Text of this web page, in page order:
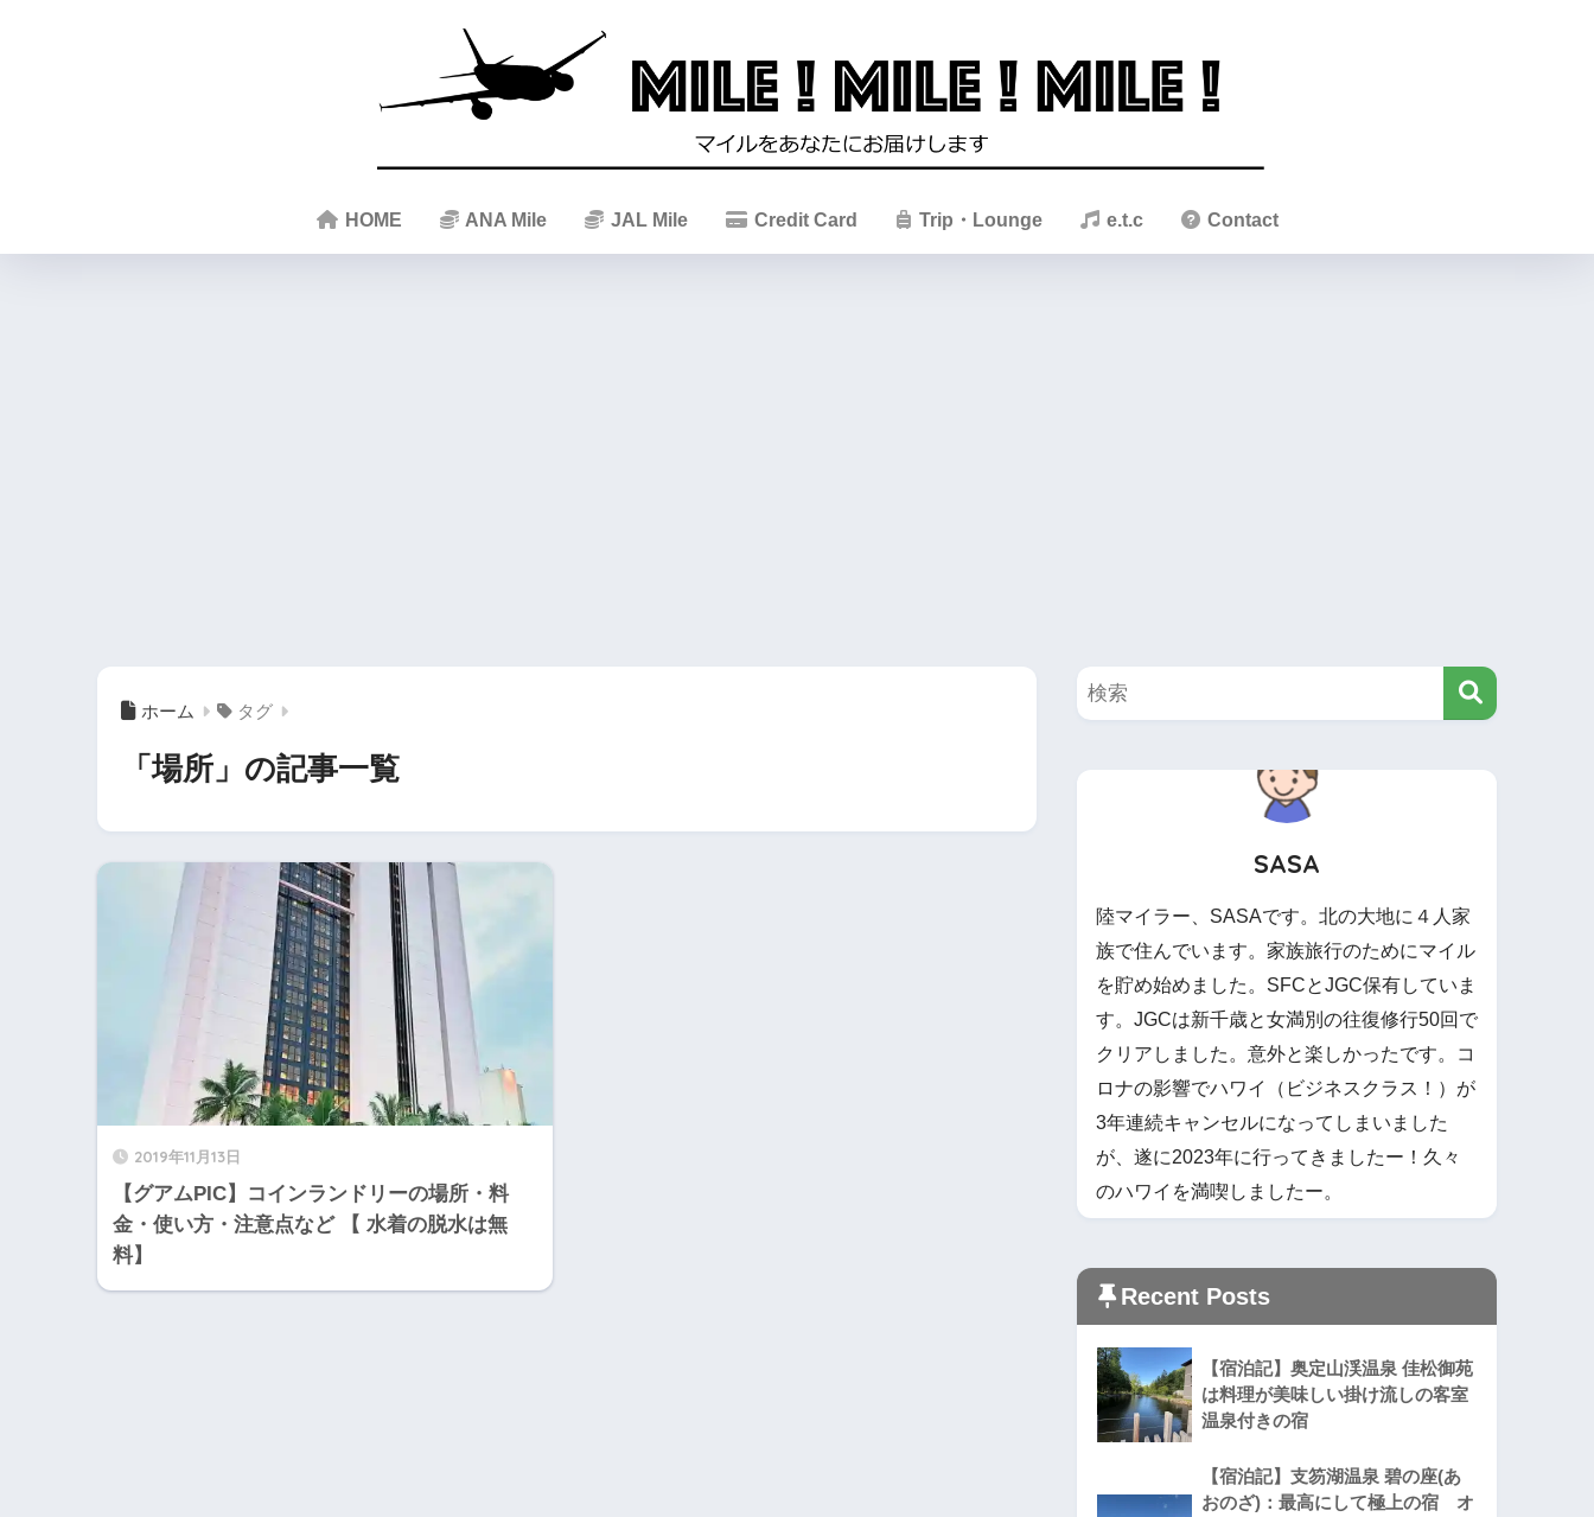
HOME ANA Mile JAL Mile Credit Card Trip・Lounge e.t.c Contact
ホーム タグ
「場所」の記事一覧
2019年11月13日
【グアムPIC】コインランドリーの場所・料
金・使い方・注意点など 【 水着の脱水は無
料】
SASA
陸マイラー、SASAです。北の大地に４人家
族で住んでいます。家族旅行のためにマイル
を貯め始めました。SFCとJGC保有していま
す。JGCは新千歳と女満別の往復修行50回で
クリアしました。意外と楽しかったです。コ
ロナの影響でハワイ（ビジネスクラス！）が
3年連続キャンセルになってしまいました
が、遂に2023年に行ってきましたー！久々
のハワイを満喫しましたー。
Recent Posts
【宿泊記】奥定山渓温泉 佳松御苑
は料理が美味しい掛け流しの客室
温泉付きの宿
【宿泊記】支笏湖温泉 碧の座(あ
おのざ)：最高にして極上の宿 オ